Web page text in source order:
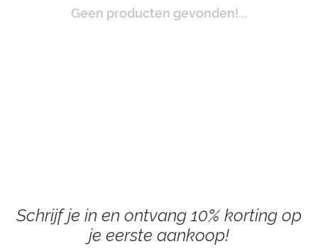
Geen producten gevonden!...
Schrijf je in en ontvang 10% korting op
je eerste aankoop!